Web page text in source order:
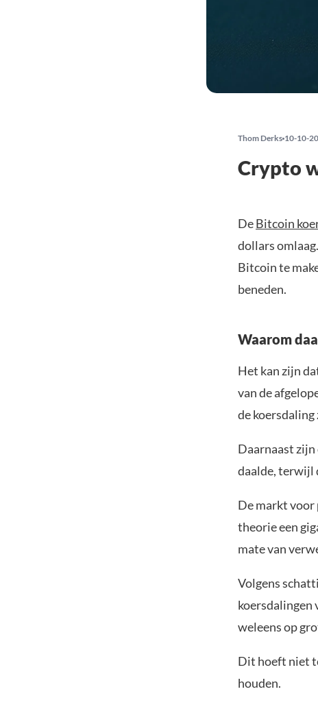
Thom Derks 10-10-
Crypto
DeBitcoin
dollars
Bitcoin te
beneden.
Waarom
Het kan zijn
van de
de koersdaling
Daarnaast
daalde, terwijl
De markt voor
theorie een
mate van
Volgens
koersdalingen
weleens op
Dit hoeft niet
houden.